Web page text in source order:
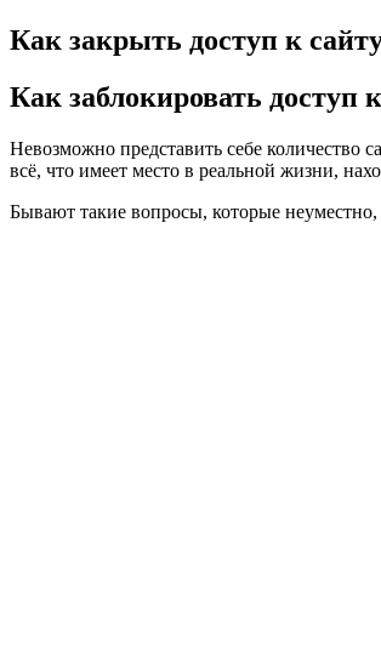
Как закрыть доступ к
Как заблокировать доступ
Невозможно представить себе количество
всё, что имеет место в реальной жизни,
Бывают такие вопросы, которые